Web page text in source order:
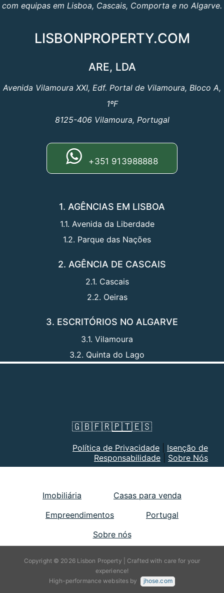
com equipas em Lisboa, Cascais, Comporta e no Algarve.
LISBONPROPERTY.COM
ARE, LDA
Avenida Vilamoura XXI, Edf. Portal de Vilamoura, Bloco A,
1ºF
8125-406 Vilamoura, Portugal
+351 913988888
1. AGÊNCIAS EM LISBOA
1.1. Avenida da Liberdade
1.2. Parque das Nações
2. AGÊNCIA DE CASCAIS
2.1. Cascais
2.2. Oeiras
3. ESCRITÓRIOS NO ALGARVE
3.1. Vilamoura
3.2. Quinta do Lago
🇬🇧🇫🇷🇵🇹🇪🇸
Política de Privacidade
Isenção de
Responsabilidade
Sobre Nós
Imobiliária
Casas para venda
Empreendimentos
Portugal
Sobre nós
Copyright © 2026 Lisbon Property | Crafted with care for your
experience!
High-performance websites by
jhose.com